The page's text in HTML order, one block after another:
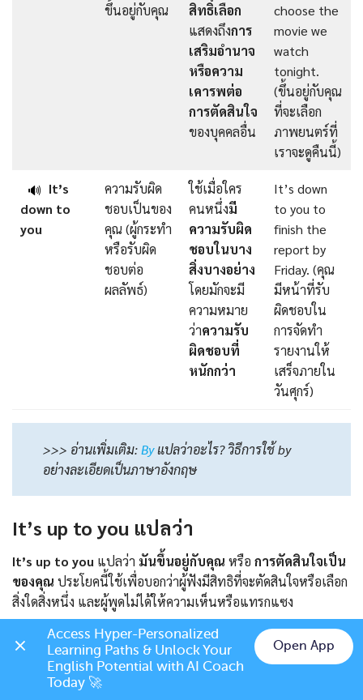
ขึ้นอยู่กับคุณ
สิทธิ์เลือก
แสดงถึงการ
เสริมอำนาจ
หรือความ
เคารพต่อ
การตัดสินใจ
ของบุคคลอื่น
choose the
movie we
watch
tonight.
(ขึ้นอยู่กับคุณ
ที่จะเลือก
ภาพยนตร์ที่
เราจะดูคืนนี้)
🔊 It’s
down to
you
ความรับผิด
ชอบเป็นของ
คุณ (ผู้กระทำ
หรือรับผิด
ชอบต่อ
ผลลัพธ์)
ใช้เมื่อใคร
คนหนึ่งมี
ความรับผิด
ชอบในบาง
สิ่งบางอย่าง
โดยมักจะมี
ความหมาย
ว่าความรับ
ผิดชอบที่
หนักกว่า
It’s down
to you to
finish the
report by
Friday. (คุณ
มีหน้าที่รับ
ผิดชอบใน
การจัดทำ
รายงานให้
เสร็จภายใน
วันศุกร์)
>>> อ่านเพิ่มเติม:Byแปลว่าอะไร? วิธีการใช้ by
อย่างละเอียดเป็นภาษาอังกฤษ
It’s up to you แปลว่า
It’s up to you แปลว่า มันขึ้นอยู่กับคุณ หรือ การตัดสินใจเป็น
ของคุณ ประโยคนี้ใช้เพื่อบอกว่าผู้ฟังมีสิทธิที่จะตัดสินใจหรือเลือก
สิ่งใดสิ่งหนึ่ง และผู้พูดไม่ได้ให้ความเห็นหรือแทรกแซง
ตัวอย่าง:
Should we go out for dinner or stay home? (เราควรออกไป
Chat on LINE
Access Hyper-Personalized
Learning Paths & Unlock Your
English Potential with AI Coach
Today 🚀
Open App